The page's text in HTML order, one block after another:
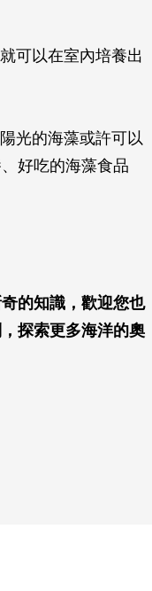
可以在室內培養出
光的海藻或許可以
好吃的海藻食品
的知識，歡迎您也
探索更多海洋的奧